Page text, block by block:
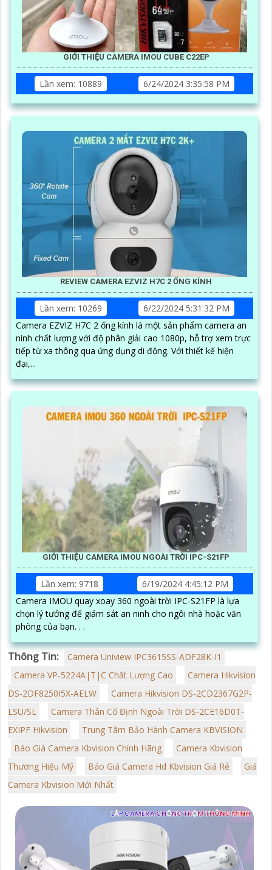
GIỚI THIỆU CAMERA IMOU CUBE C22EP
Lần xem: 10889 6/24/2024 3:35:58 PM
REVIEW CAMERA EZVIZ H7C 2 ỐNG KÍNH
Lần xem: 10269
6/22/2024 5:31:32 PM
Camera EZVIZ H7C 2 ống kính là một sản phẩm camera an
ninh chất lượng với độ phân giải cao 1080p, hỗ trợ xem trực
tiếp từ xa thông qua ứng dụng di động. Với thiết kế hiện
đại,...
GIỚI THIỆU CAMERA IMOU NGOÀI TRỜI IPC-S21FP
Lần xem: 9718
6/19/2024 4:45:12 PM
Camera IMOU quay xoay 360 ngoài trời IPC-S21FP là lựa
chọn lý tưởng để giám sát an ninh cho ngôi nhà hoặc văn
phòng của bạn. . .
Thông Tin:
Camera Uniview IPC3615SS-ADF28K-I1
Camera VP-5224A|T|C Chất Lượng Cao
Camera Hikvision
DS-2DF8250I5X-AELW
Camera Hikvision DS-2CD2367G2P-
LSU/SL
Camera Thân Cố Định Ngoài Trời DS-2CE16D0T-
EXIPF Hikvision
Trung Tâm Bảo Hành Camera KBVISION
Báo Giá Camera Kbvision Chính Hãng
Camera Kbvision
Thương Hiệu Mỹ
Báo Giá Camera Hd Kbvision Giá Rẻ
Giá
Camera Kbvision Mới Nhất